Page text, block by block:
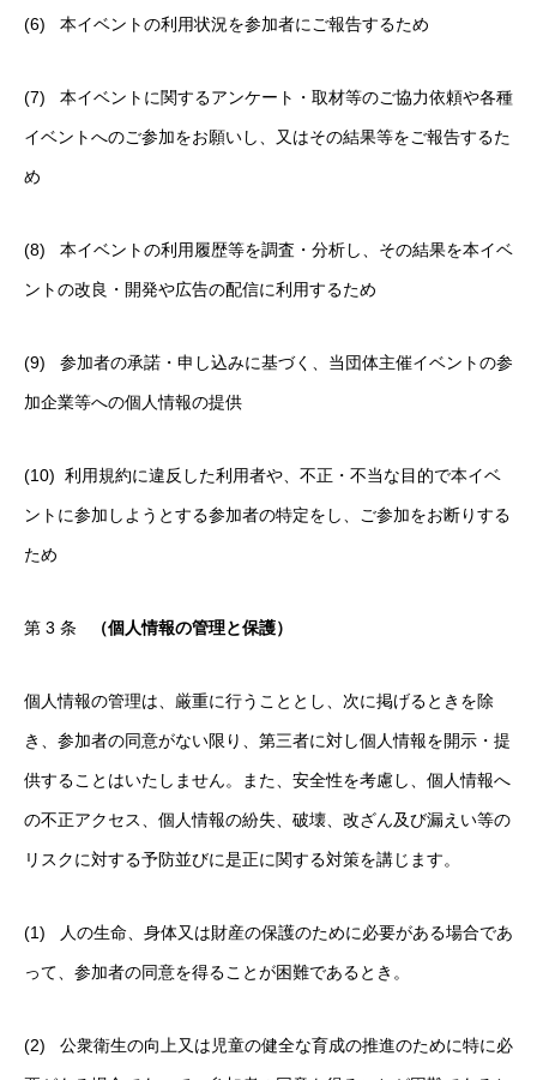
(6) 本イベントの利用状況を参加者にご報告するため
(7) 本イベントに関するアンケート・取材等のご協力依頼や各種
イベントへのご参加をお願いし、又はその結果等をご報告するた
め
(8) 本イベントの利用履歴等を調査・分析し、その結果を本イベ
ントの改良・開発や広告の配信に利用するため
(9) 参加者の承諾・申し込みに基づく、当団体主催イベントの参
加企業等への個人情報の提供
(10) 利用規約に違反した利用者や、不正・不当な目的で本イベ
ントに参加しようとする参加者の特定をし、ご参加をお断りする
ため
第 3 条 （個人情報の管理と保護）
個人情報の管理は、厳重に行うこととし、次に掲げるときを除
き、参加者の同意がない限り、第三者に対し個人情報を開示・提
供することはいたしません。また、安全性を考慮し、個人情報へ
の不正アクセス、個人情報の紛失、破壊、改ざん及び漏えい等の
リスクに対する予防並びに是正に関する対策を講じます。
(1) 人の生命、身体又は財産の保護のために必要がある場合であ
って、参加者の同意を得ることが困難であるとき。
(2) 公衆衛生の向上又は児童の健全な育成の推進のために特に必